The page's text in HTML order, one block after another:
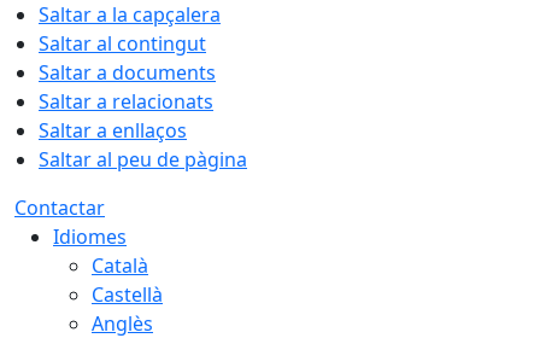
Saltar a la capçalera
Saltar al contingut
Saltar a documents
Saltar a relacionats
Saltar a enllaços
Saltar al peu de pàgina
Contactar
Idiomes
Català
Castellà
Anglès